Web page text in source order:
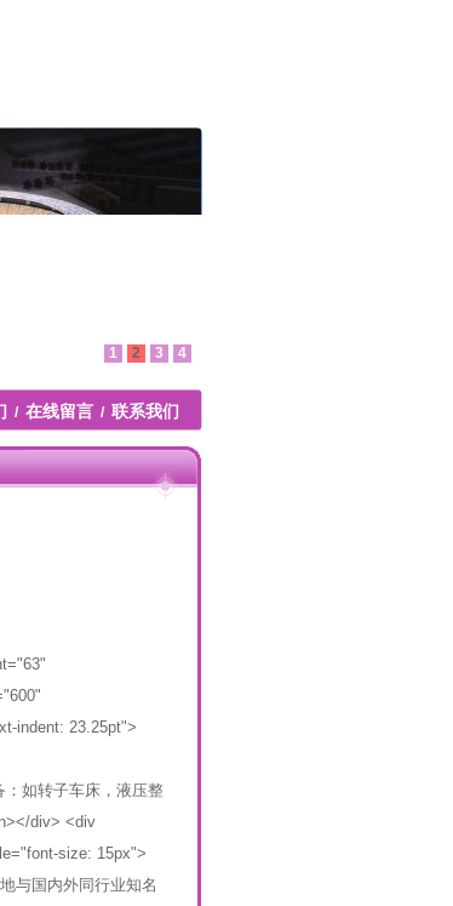
4
3
2
1
/ 在线留言 / 联系我们
indent: 23.25pt">
如转子车床，液压整
div> <div
size: 15px">
与国内外同行业知名